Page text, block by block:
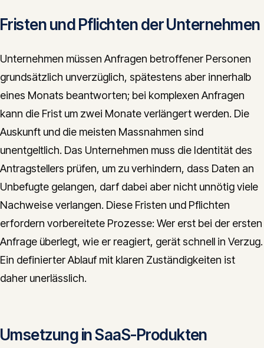
Fristen und Pflichten der Unternehmen
Unternehmen müssen Anfragen betroffener Personen
grundsätzlich unverzüglich, spätestens aber innerhalb
eines Monats beantworten; bei komplexen Anfragen
kann die Frist um zwei Monate verlängert werden. Die
Auskunft und die meisten Massnahmen sind
unentgeltlich. Das Unternehmen muss die Identität des
Antragstellers prüfen, um zu verhindern, dass Daten an
Unbefugte gelangen, darf dabei aber nicht unnötig viele
Nachweise verlangen. Diese Fristen und Pflichten
erfordern vorbereitete Prozesse: Wer erst bei der ersten
Anfrage überlegt, wie er reagiert, gerät schnell in Verzug.
Ein definierter Ablauf mit klaren Zuständigkeiten ist
daher unerlässlich.
Umsetzung in SaaS-Produkten